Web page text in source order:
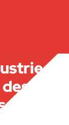
: